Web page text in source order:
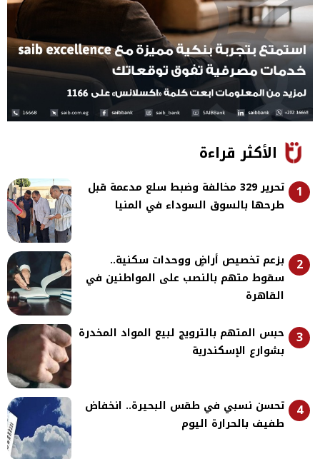
الأكثر قراءة
1
تحرير 329 مخالفة وضبط سلع مدعمة قبل
طرحها بالسوق السوداء في المنيا
2
بزعم تخصيص أراضٍ ووحدات سكنية..
سقوط متهم بالنصب على المواطنين في
القاهرة
3
حبس المتهم بالترويج لبيع المواد المخدرة
بشوارع الإسكندرية
4
تحسن نسبي في طقس البحيرة.. انخفاض
طفيف بالحرارة اليوم